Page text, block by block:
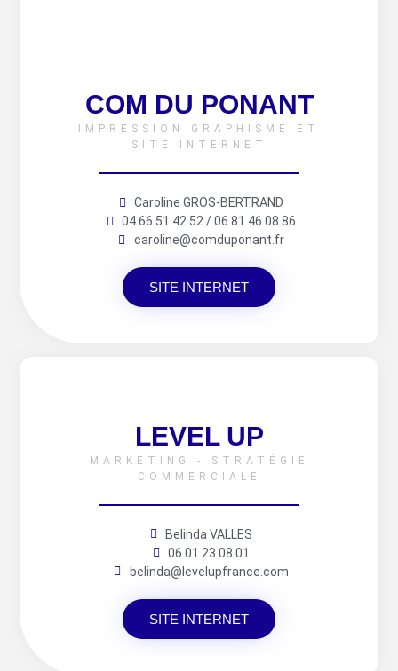
COM DU PONANT
IMPRESSION GRAPHISME ET
SITE INTERNET
Caroline GROS-BERTRAND
04 66 51 42 52 / 06 81 46 08 86
caroline@comduponant.fr
SITE INTERNET
LEVEL UP
MARKETING - STRATÉGIE
COMMERCIALE
Belinda VALLES
06 01 23 08 01
belinda@levelupfrance.com
SITE INTERNET